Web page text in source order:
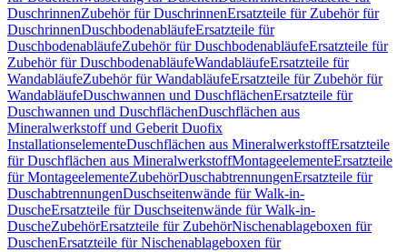
DuschrinnenZubehör für DuschrinnenErsatzteile für Zubehör für
DuschrinnenDuschbodenabläufeErsatzteile für
DuschbodenabläufeZubehör für DuschbodenabläufeErsatzteile für
Zubehör für DuschbodenabläufeWandabläufeErsatzteile für
WandabläufeZubehör für WandabläufeErsatzteile für Zubehör für
WandabläufeDuschwannen und DuschflächenErsatzteile für
Duschwannen und DuschflächenDuschflächen aus
Mineralwerkstoff und Geberit Duofix
InstallationselementeDuschflächen aus MineralwerkstoffErsatzteile
für Duschflächen aus MineralwerkstoffMontageelementeErsatzteile
für MontageelementeZubehörDuschabtrennungenErsatzteile für
DuschabtrennungenDuschseitenwände für Walk-in-
DuscheErsatzteile für Duschseitenwände für Walk-in-
DuscheZubehörErsatzteile für ZubehörNischenablageboxen für
DuschenErsatzteile für Nischenablageboxen für